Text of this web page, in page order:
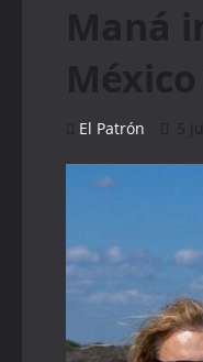
Maná
El Patrón 5